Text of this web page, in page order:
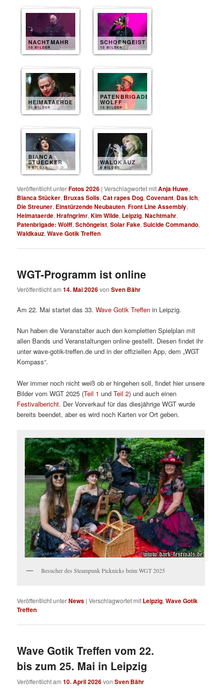
NACHTMAHR
10 BILDER
SCHOENGEIST
10 BILDER
HEIMATAERDE
10 BILDER
PATENBRIGADE
WOLFF
10 BILDER
BIANCA
STUECKER
9 BILDER
WALDKAUZ
8 BILDER
Veröffentlicht unterFotos 2026 |Verschlagwortet mitAnja Huwe,
Bianca Stücker, Bruxas Solis,Cat rapes Dog,Covenant, Das Ich,
Die Streuner, Einstürzende Neubauten,Front Line Assembly,
Heimataerde,Hrafngrimr,Kim Wilde, Leipzig,Nachtmahr,
Patenbrigade: Wolff,Schöngeist,Solar Fake,Suicide Commando,
Waldkauz,Wave Gotik Treffen
WGT-Programm ist online
Veröffentlicht am14. Mai 2026vonSven Bähr
Am 22. Mai startet das 33.Wave Gotik Treffen in Leipzig.
Nun haben die Veranstalter auch den kompletten Spielplan mit
allen Bands und Veranstaltungen online gestellt. Diesen findet ihr
unter wave-gotik-treffen.de und in der offiziellen App, dem „WGT
Kompass“.
Wer immer noch nicht weiß ob er hingehen soll, findet hier unsere
Bilder vom WGT 2025 (Teil 1 undTeil 2) und auch einen
Festivalbericht. Der Vorverkauf für das diesjährige WGT wurde
bereits beendet, aber es wird noch Karten vor Ort geben.
Besucher des Steampunk Picknicks beim WGT 2025
Veröffentlicht unterNews |Verschlagwortet mit Leipzig,Wave Gotik
Treffen
Wave Gotik Treffen vom 22.
bis zum 25. Mai in Leipzig
Veröffentlicht am10. April 2026vonSven Bähr